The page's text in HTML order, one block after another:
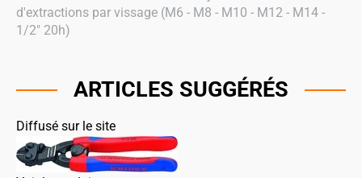
d'extractions par vissage (M6 - M8 - M10 - M12 - M14 -
1/2" 20h)
ARTICLES SUGGÉRÉS
Diffusé sur le site